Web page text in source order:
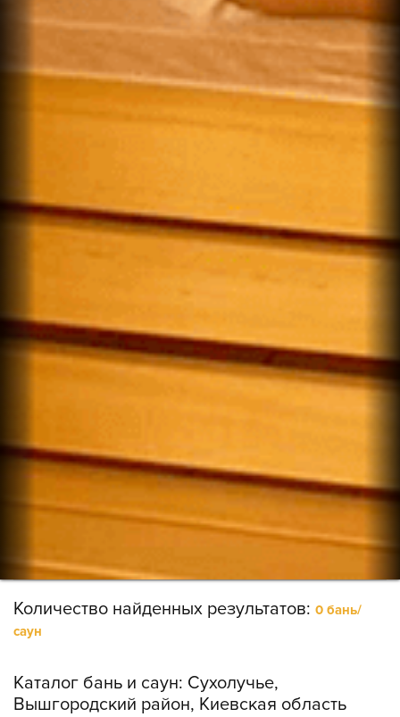
Количество найденных результатов: 0 бань/
саун
Каталог бань и саун: Сухолучье,
Вышгородский район, Киевская область